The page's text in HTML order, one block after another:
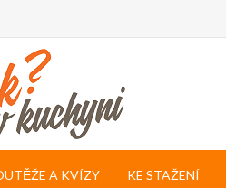
A KVÍZY KE STAŽENÍ